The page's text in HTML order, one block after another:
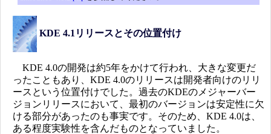
KDE 4.1リリースとその位置付け
KDE 4.0の開発は約5年をかけて行われ、大きな変更だ
ったこともあり、KDE 4.0のリリースは開発者向けのリリ
ースという位置付けでした。過去のKDEのメジャーバー
ジョンリリースにおいて、最初のバージョンは安定性に欠
ける部分があったのも事実です。そのため、KDE 4.0は、
ある程度実験性を含んだものとなっていました。